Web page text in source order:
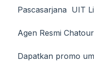
Pascasarjana UIT
Agen Resmi
Dapatkan promo